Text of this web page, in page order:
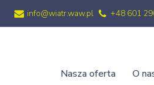
info@wiatr.waw.pl +48 601
Nasza oferta O